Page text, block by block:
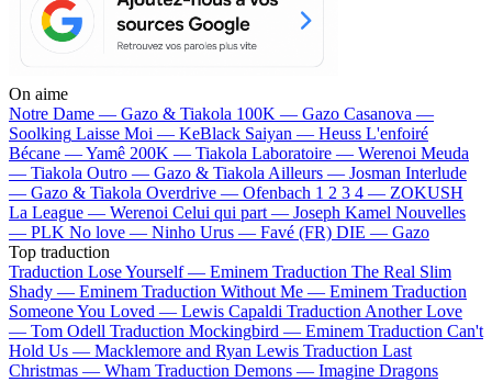
On aime
Notre Dame — Gazo & Tiakola 100K — Gazo Casanova —
Soolking Laisse Moi — KeBlack Saiyan — Heuss L'enfoiré
Bécane —Yamê 200K — Tiakola Laboratoire — Werenoi Meuda
— Tiakola Outro — Gazo & Tiakola Ailleurs — Josman Interlude
— Gazo & Tiakola Overdrive — Ofenbach 1 2 3 4 — ZOKUSH
La League — Werenoi Celui qui part — Joseph Kamel Nouvelles
— PLK No love — Ninho Urus — Favé (FR) DIE — Gazo
Top traduction
Traduction Lose Yourself — Eminem Traduction The Real Slim
Shady — Eminem Traduction Without Me — Eminem Traduction
Someone You Loved — Lewis Capaldi Traduction Another Love
— Tom Odell Traduction Mockingbird — Eminem Traduction Can't
Hold Us — Macklemore and Ryan Lewis Traduction Last
Christmas — Wham Traduction Demons — Imagine Dragons